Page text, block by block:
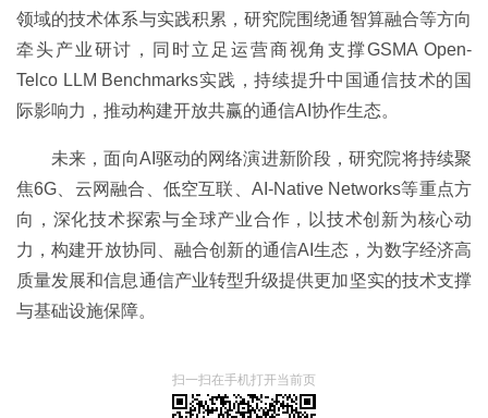
领域的技术体系与实践积累，研究院围绕通智算融合等方向
牵头产业研讨，同时立足运营商视角支撑GSMA Open-
Telco LLM Benchmarks实践，持续提升中国通信技术的国
际影响力，推动构建开放共赢的通信AI协作生态。
未来，面向AI驱动的网络演进新阶段，研究院将持续聚
焦6G、云网融合、低空互联、AI-Native Networks等重点方
向，深化技术探索与全球产业合作，以技术创新为核心动
力，构建开放协同、融合创新的通信AI生态，为数字经济高
质量发展和信息通信产业转型升级提供更加坚实的技术支撑
与基础设施保障。
扫一扫在手机打开当前页